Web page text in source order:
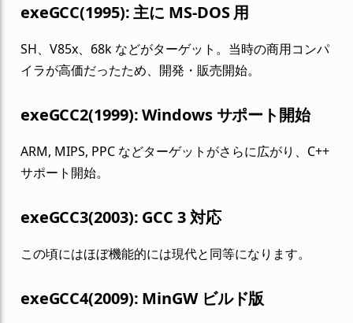
exeGCC(1995): 主に MS-DOS 用
SH、V85x、68k などがターゲット。当時の商用コンパ
イラが高価だったため、開発・販売開始。
exeGCC2(1999): Windows サポート開始
ARM, MIPS, PPC などターゲットがさらに広がり、C++
サポート開始。
exeGCC3(2003): GCC 3 対応
この頃にはほぼ機能的には現代と同等になります。
exeGCC4(2009): MinGW ビルド版